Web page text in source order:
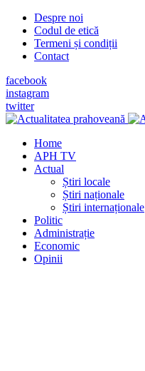
Despre noi
Codul de etică
Termeni și condiții
Contact
facebook
instagram
twitter
Home
APH TV
Actual
Știri locale
Știri naționale
Știri internaționale
Politic
Administrație
Economic
Opinii